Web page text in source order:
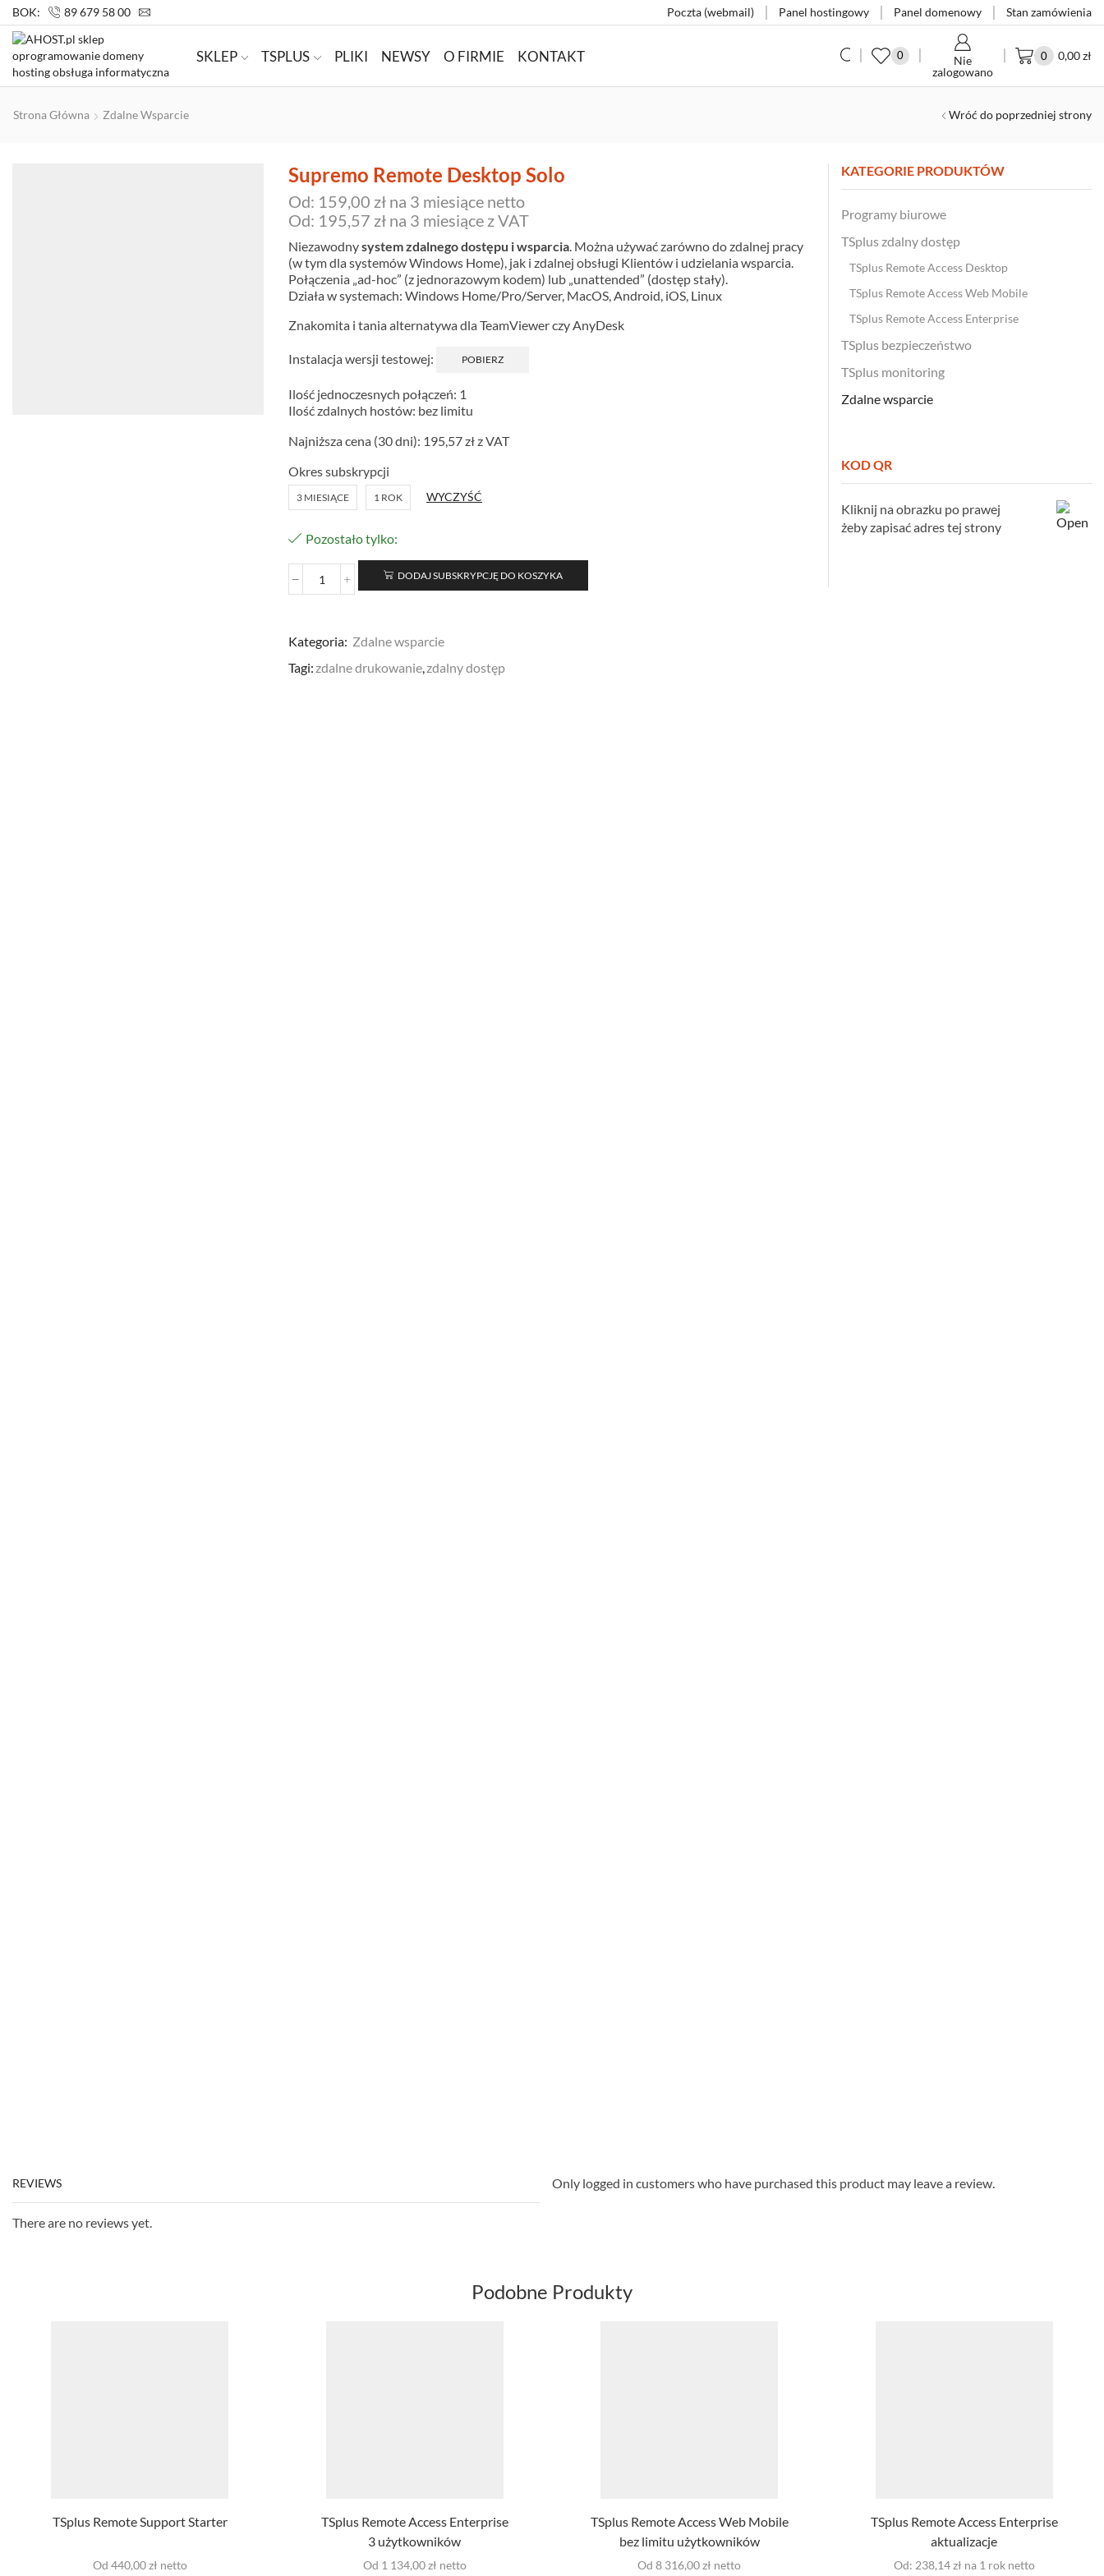
BOK: 89 679 58 00 Poczta (webmail) Panel hostingowy Panel domenowy Stan zamówienia
SKLEP TSPLUS PLIKI NEWSY O FIRMIE KONTAKT 0
Nie
zalogowano
0 0,00zł
Strona Główna Zdalne Wsparcie Wróć do poprzedniej strony
Supremo Remote Desktop Solo
Od: 159,00 zł na 3 miesiące netto
Od: 195,57 zł na 3 miesiące z VAT
Niezawodnysystem zdalnego dostępu i wsparcia . Można używać zarówno do zdalnej pracy
(w tym dla systemów Windows Home), jak i zdalnej obsługi Klientów i udzielania wsparcia.
Połączenia „ad-hoc” (z jednorazowym kodem) lub „unattended” (dostęp stały).
Działa w systemach: Windows Home/Pro/Server, MacOS, Android, iOS, Linux
Znakomita i tania alternatywa dla TeamViewer czy AnyDesk
Instalacja wersji testowej: POBIERZ
Ilość jednoczesnych połączeń: 1
Ilość zdalnych hostów: bez limitu
Najniższa cena (30 dni): 195,57złz VAT
Okres subskrypcji
3 MIESIĄCE 1 ROK WYCZYŚĆ
Pozostało tylko:
DODAJ SUBSKRYPCJĘ DO KOSZYKA
Kategoria: Zdalne wsparcie
Tagi: zdalne drukowanie,zdalny dostęp
KATEGORIE PRODUKTÓW
Programy biurowe
TSplus zdalny dostęp
TSplus Remote Access Desktop
TSplus Remote Access Web Mobile
TSplus Remote Access Enterprise
TSplus bezpieczeństwo
TSplus monitoring
Zdalne wsparcie
KOD QR
Kliknij na obrazku po prawej
żeby zapisać adres tej strony
REVIEWS
There are no reviews yet.
Only logged in customers who have purchased this product may leave a review.
Podobne Produkty
TSplus Remote Support Starter
Od 440,00 zł netto
TSplus Remote Access Enterprise
3 użytkowników
Od 1 134,00 zł netto
TSplus Remote Access Web Mobile
bez limitu użytkowników
Od 8 316,00 zł netto
TSplus Remote Access Enterprise
aktualizacje
Od: 238,14zł na 1 roknetto